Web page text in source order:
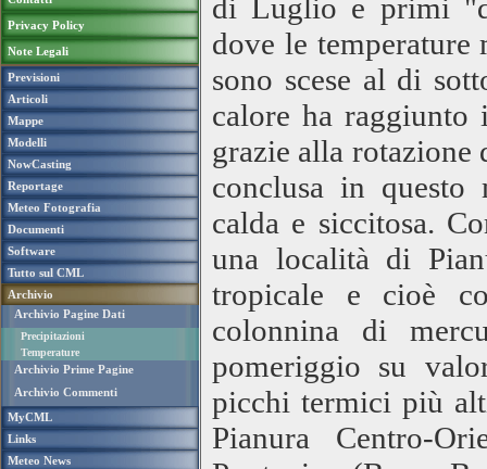
Privacy Policy
Note Legali
Previsioni
Articoli
Mappe
Modelli
NowCasting
Reportage
Meteo Fotografia
Documenti
Software
Tutto sul CML
Archivio
Archivio Pagine Dati
Precipitazioni
Temperature
Archivio Prime Pagine
Archivio Commenti
MyCML
Links
Meteo News
di Luglio e primi
dove le
sono scese al di
calore ha raggiunto
grazie alla rotazione
conclusa in questo
calda e siccitosa.
una località di
tropicale e cioè
colonnina di
pomeriggio su
picchi termici più
Pianura Centro-